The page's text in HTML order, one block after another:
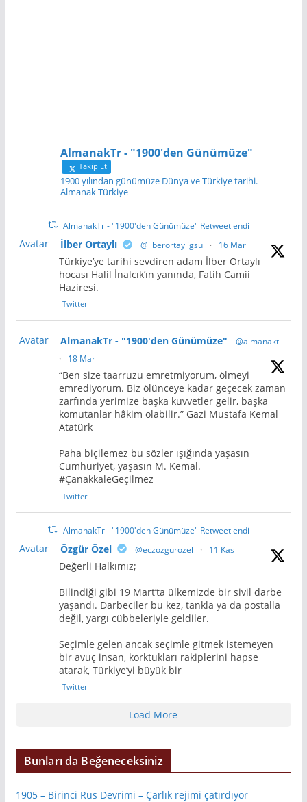
AlmanakTr - "1900'den Günümüze"
Takip Et
1900 yılından günümüze Dünya ve Türkiye tarihi.
Almanak Türkiye
AlmanakTr - "1900'den Günümüze" Retweetlendi
Avatar İlber Ortaylı @ilberortayligsu · 16 Mar
Türkiye’ye tarihi sevdiren adam İlber Ortaylı
hocası Halil İnalcık’ın yanında, Fatih Camii
Haziresi.
Twitter
Avatar AlmanakTr - "1900'den Günümüze"
@almanakt
·
18 Mar
“Ben size taarruzu emretmiyorum, ölmeyi
emrediyorum. Biz ölünceye kadar geçecek zaman
zarfında yerimize başka kuvvetler gelir, başka
komutanlar hâkim olabilir.” Gazi Mustafa Kemal
Atatürk
Paha biçilemez bu sözler ışığında yaşasın
Cumhuriyet, yaşasın M. Kemal.
#ÇanakkaleGeçilmez
Twitter
AlmanakTr - "1900'den Günümüze" Retweetlendi
Avatar Özgür Özel @eczozgurozel · 11 Kas
Değerli Halkımız;
Bilindiği gibi 19 Mart’ta ülkemizde bir sivil darbe
yaşandı. Darbeciler bu kez, tankla ya da postalla
değil, yargı cübbeleriyle geldiler.
Seçimle gelen ancak seçimle gitmek istemeyen
bir avuç insan, korktukları rakiplerini hapse
atarak, Türkiye’yi büyük bir
Twitter
Load More
Bunları da Beğeneceksiniz
1905 – Birinci Rus Devrimi – Çarlık rejimi çatırdıyor